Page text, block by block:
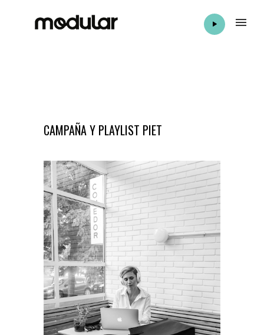
CAMPAÑA Y PLAYLIST PIET